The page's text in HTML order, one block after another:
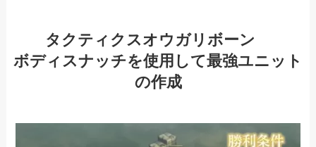
タクティクスオウガリボーン
ボディスナッチを使用して最強ユニット
の作成